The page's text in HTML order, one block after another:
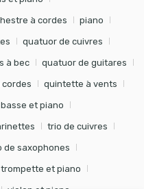
à cordes piano
quatuor de cuivres
à bec quatuor de guitares
quintette à vents
et piano
trio de cuivres
de saxophones
trompette et piano